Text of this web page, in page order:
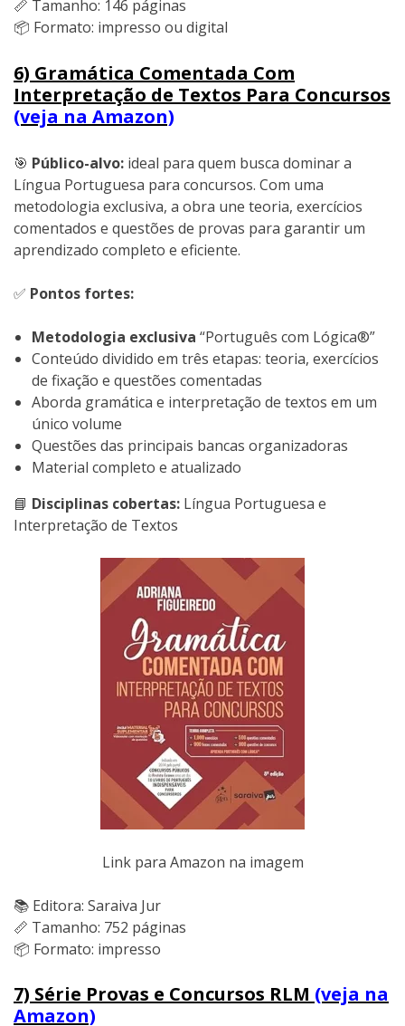
📏 Tamanho: 146 páginas
📦 Formato: impresso ou digital
6) Gramática Comentada Com
Interpretação de Textos Para Concursos
(veja na Amazon)
🎯 Público-alvo: ideal para quem busca dominar a
Língua Portuguesa para concursos. Com uma
metodologia exclusiva, a obra une teoria, exercícios
comentados e questões de provas para garantir um
aprendizado completo e eficiente.
✅ Pontos fortes:
Metodologia exclusiva “Português com Lógica®”
Conteúdo dividido em três etapas: teoria, exercícios
de fixação e questões comentadas
Aborda gramática e interpretação de textos em um
único volume
Questões das principais bancas organizadoras
Material completo e atualizado
📘 Disciplinas cobertas: Língua Portuguesa e
Interpretação de Textos
Link para Amazon na imagem
📚 Editora: Saraiva Jur
📏 Tamanho: 752 páginas
📦 Formato: impresso
7) Série Provas e Concursos RLM (veja na
Amazon)